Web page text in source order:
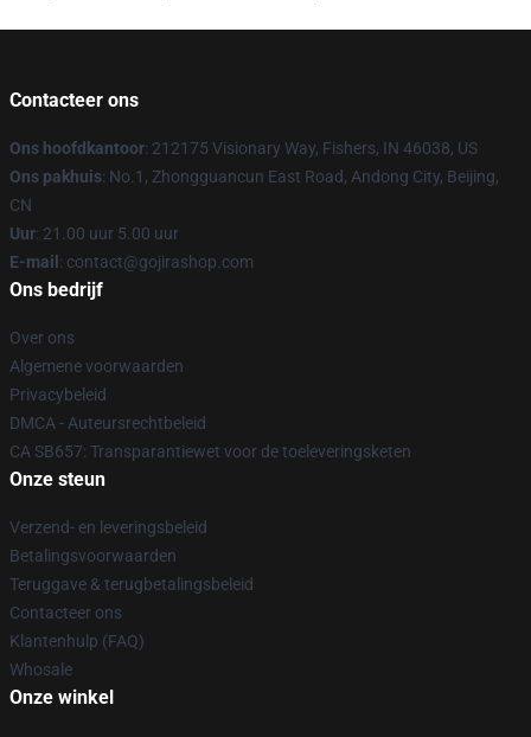
Contacteer ons
Ons hoofdkantoor: 212175 Visionary Way, Fishers, IN 46038, US
Ons pakhuis: No.1, Zhongguancun East Road, Andong City, Beijing,
CN
Uur: 21.00 uur 5.00 uur
E-mail : contact@gojirashop.com
Ons bedrijf
Over ons
Algemene voorwaarden
Privacybeleid
DMCA - Auteursrechtbeleid
CA SB657: Transparantiewet voor de toeleveringsketen
Onze steun
Verzend- en leveringsbeleid
Betalingsvoorwaarden
Teruggave & terugbetalingsbeleid
Contacteer ons
Klantenhulp (FAQ)
Whosale
Onze winkel